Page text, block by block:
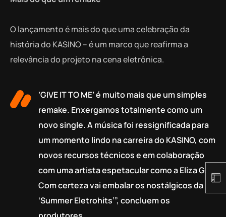
O lançamento é mais do que uma celebração da
história do KASINO – é um marco que reafirma a
relevância do projeto na cena eletrônica.
‘GIVE IT TO ME’ é muito mais que um simples
remake. Enxergamos totalmente como um
novo single. A música foi ressignificada para
um momento lindo na carreira do KASINO, com
novos recursos técnicos e em colaboração
com uma artista espetacular como a Eliza G.
Com certeza vai embalar os nostálgicos da
‘Summer Eletrohits’”, concluem os